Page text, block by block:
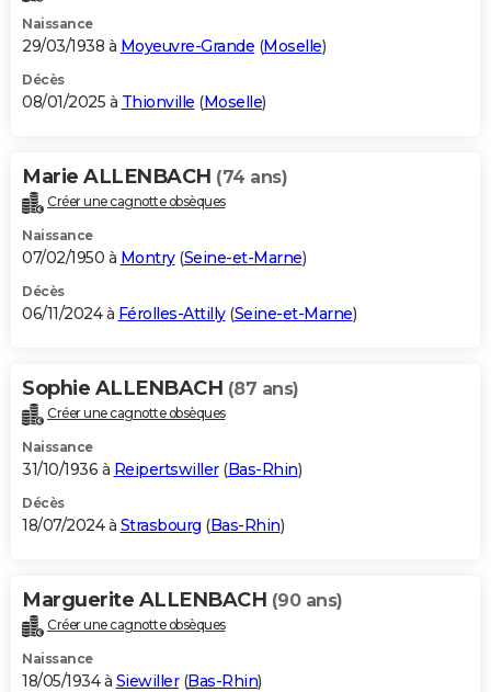
Naissance
29/03/1938 à Moyeuvre-Grande (Moselle)
Décès
08/01/2025 à Thionville (Moselle)
Marie ALLENBACH (74 ans)
Créer une cagnotte obsèques
Naissance
07/02/1950 à Montry(Seine-et-Marne)
Décès
06/11/2024 à Férolles-Attilly(Seine-et-Marne)
Sophie ALLENBACH (87 ans)
Créer une cagnotte obsèques
Naissance
31/10/1936 à Reipertswiller(Bas-Rhin)
Décès
18/07/2024 à Strasbourg (Bas-Rhin)
Marguerite ALLENBACH (90 ans)
Créer une cagnotte obsèques
Naissance
18/05/1934 à Siewiller(Bas-Rhin)